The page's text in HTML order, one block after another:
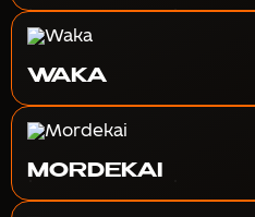
WAKA
MORDEKAI